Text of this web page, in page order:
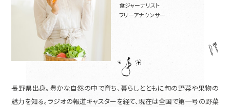
食ジャーナリスト
フリーアナウンサー
長野県出身。豊かな自然の中で育ち、暮らしとともに旬の野菜や果物の
魅力を知る。ラジオの報道キャスターを経て、現在は全国で第一号の野菜